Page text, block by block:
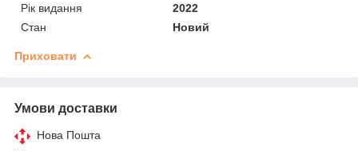
Рік видання
2022
Стан
Новий
Приховати
Умови доставки
Нова Пошта